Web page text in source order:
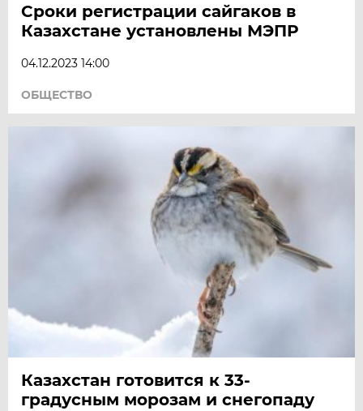
Сроки регистрации сайгаков в
Казахстане установлены МЭПР
04.12.2023 14:00
ОБЩЕСТВО
Казахстан готовится к 33-
градусным морозам и снегопаду